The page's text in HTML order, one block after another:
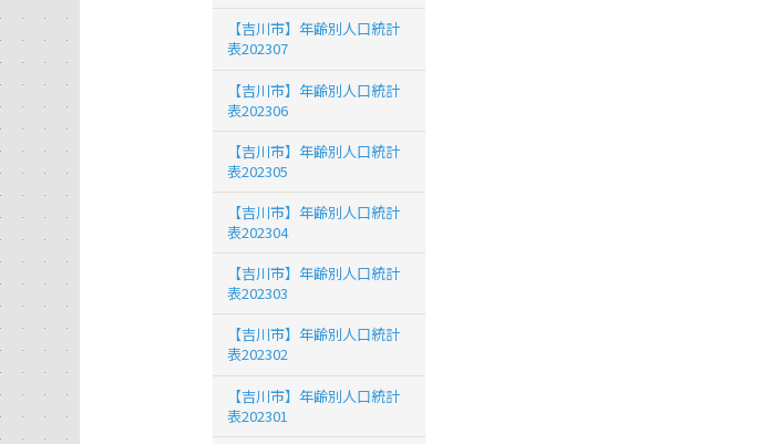
【吉川市】年齢別人口統計
表202307
【吉川市】年齢別人口統計
表202306
【吉川市】年齢別人口統計
表202305
【吉川市】年齢別人口統計
表202304
【吉川市】年齢別人口統計
表202303
【吉川市】年齢別人口統計
表202302
【吉川市】年齢別人口統計
表202301